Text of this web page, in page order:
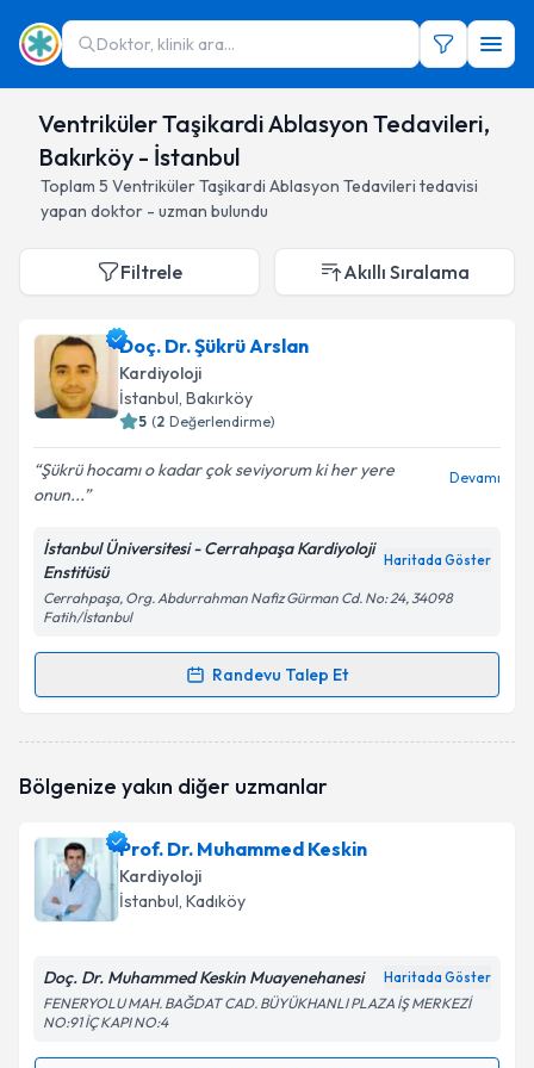
Doktor, klinik ara...
Ventriküler Taşikardi Ablasyon Tedavileri,
Bakırköy - İstanbul
Toplam 5 Ventriküler Taşikardi Ablasyon Tedavileri tedavisi
yapan doktor - uzman bulundu
Filtrele Akıllı Sıralama
Doç. Dr. Şükrü Arslan
Kardiyoloji
İstanbul, Bakırköy
5 (2 Değerlendirme)
Şükrü hocamı o kadar çok seviyorum ki her yere
onun...
Devamı
İstanbul Üniversitesi - Cerrahpaşa Kardiyoloji
Enstitüsü
Haritada Göster
Cerrahpaşa, Org. Abdurrahman Nafiz Gürman Cd. No: 24, 34098
Fatih/İstanbul
Randevu Talep Et
Randevu Takvimi Talebi
oluşturun. Size bu uzmandan randevu almanız için bir
E-posta Adresiniz
Kişisel verilerimin işlenmesine ilişkin
Aydınlatma
Metni'ni okudum ve kişisel verilerimin belirtilen
kapsamda işlenmesini kabul ediyorum.
Bölgenize yakın diğer uzmanlar
Prof. Dr. Muhammed Keskin
Kardiyoloji
İstanbul, Kadıköy
Doç. Dr. Muhammed Keskin Muayenehanesi Haritada Göster
FENERYOLU MAH. BAĞDAT CAD. BÜYÜKHANLI PLAZA İŞ MERKEZİ
NO:91 İÇ KAPI NO:4